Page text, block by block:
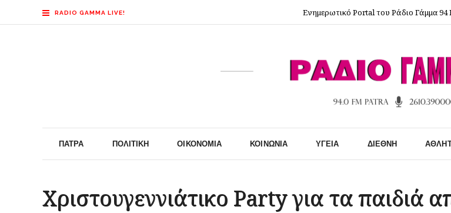
RADIO GAMMA LIVE! Ενημερωτικό Portal του Ράδιο Γάμμα
ΠΆΤΡΑ ΠΟΛΙΤΙΚΉ ΟΙΚΟΝΟΜΊΑ ΚΟΙΝΩΝΊΑ ΥΓΕΊΑ ΔΙΕΘΝΉ
Χριστουγεννιάτικο Party για τα